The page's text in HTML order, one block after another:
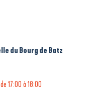
du Bourg de Batz
17:00 à 18:00